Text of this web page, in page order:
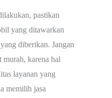
pastikan
yang ditawarkan
diberikan. Jangan
murah, karena hal
layanan yang
memilih jasa